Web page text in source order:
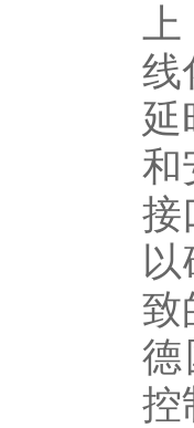
线
延
和
接
致
德
控